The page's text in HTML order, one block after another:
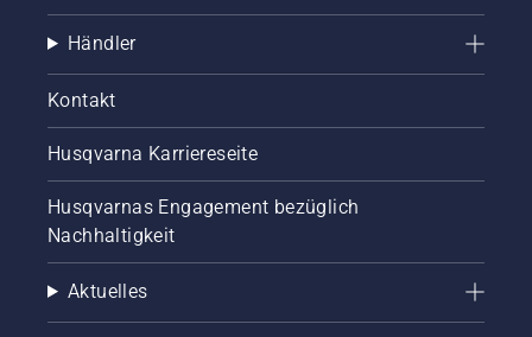
Händler
Kontakt
Husqvarna Karriereseite
Husqvarnas Engagement bezüglich
Nachhaltigkeit
Aktuelles